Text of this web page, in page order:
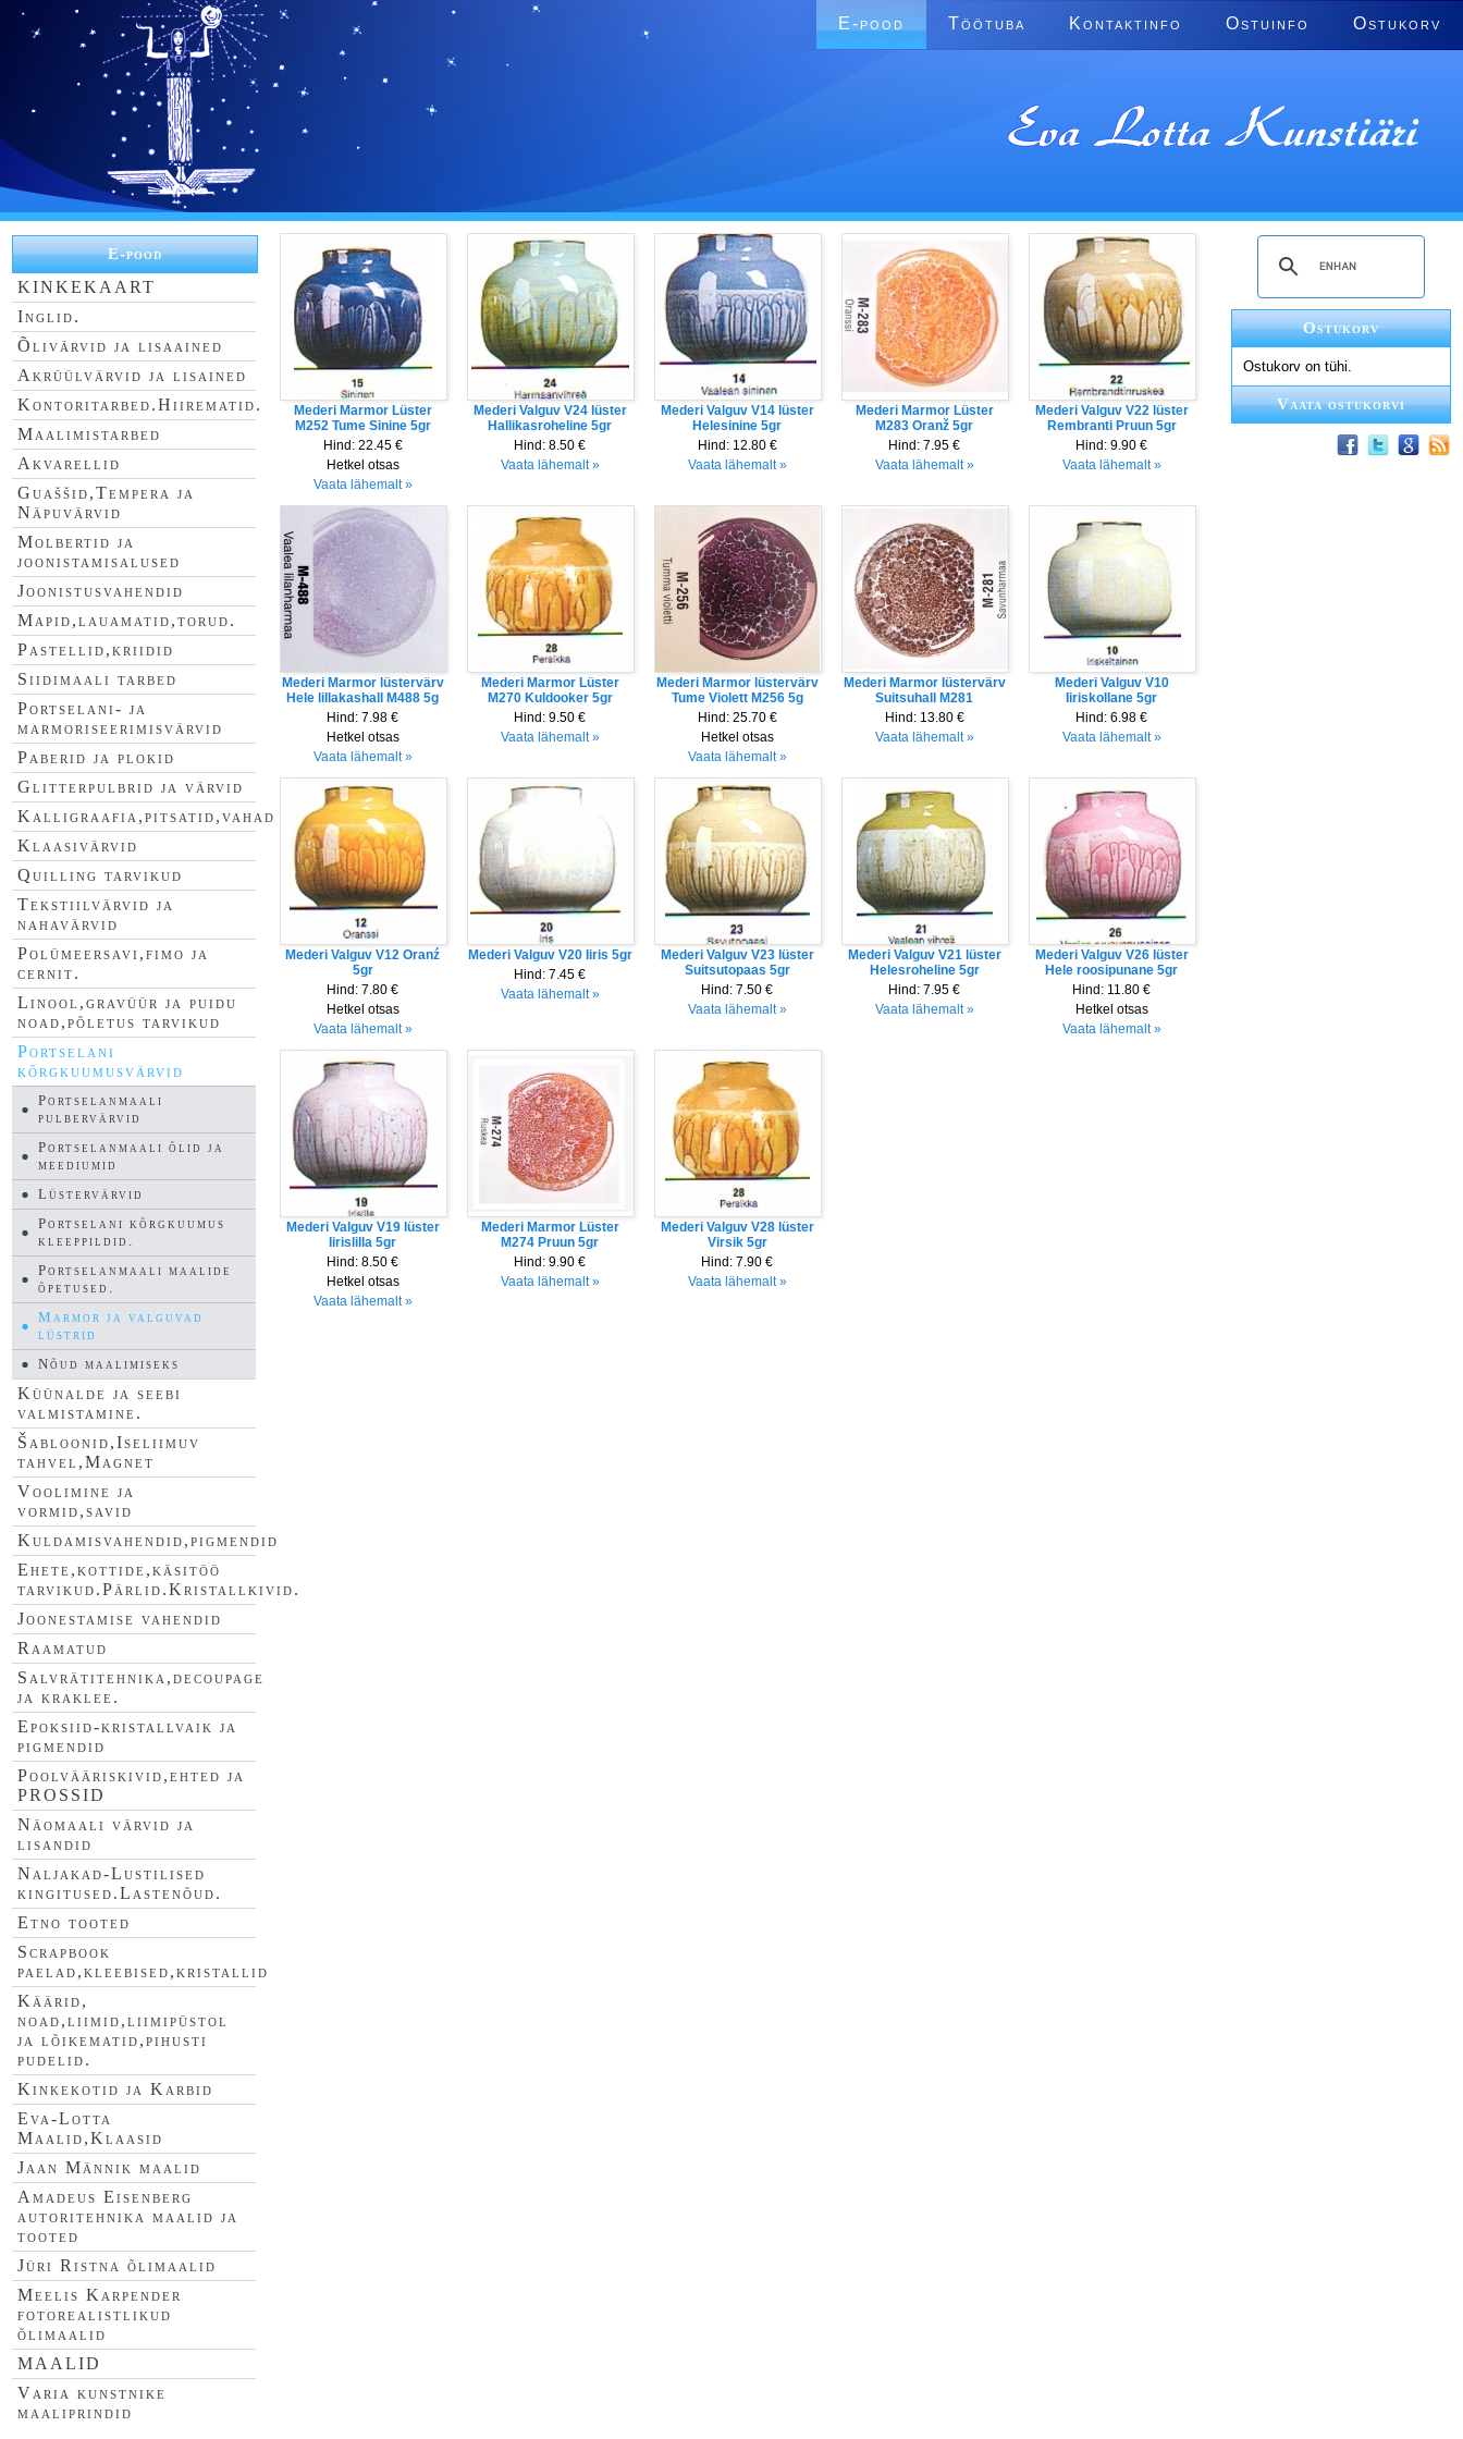
E-pood Töötuba Kontaktinfo Ostuinfo Ostukorv
E-pood
KINKEKAART
Inglid.
Õlivärvid ja lisaained
Akrüülvärvid ja lisained
Kontoritarbed.Hiirematid.
Maalimistarbed
Akvarellid
Guaššid,Tempera ja
Näpuvärvid
Molbertid ja
joonistamisalused
Joonistusvahendid
Mapid,lauamatid,torud.
Pastellid,kriidid
Siidimaali tarbed
Portselani- ja
marmoriseerimisvärvid
Paberid ja plokid
Glitterpulbrid ja värvid
Kalligraafia,pitsatid,vahad
Klaasivärvid
Quilling tarvikud
Tekstiilvärvid ja
nahavärvid
Polümeersavi,fimo ja
cernit.
Linool,gravüür ja puidu
noad,põletus tarvikud
Portselani
kõrgkuumusvärvid
Portselanmaali
pulbervärvid
Portselanmaali õlid ja
meediumid
Lüstervärvid
Portselani kõrgkuumus
kleeppildid.
Portselanmaali maalide
õpetused.
Marmor ja valguvad
lüstrid
Nõud maalimiseks
Küünalde ja seebi
valmistamine.
Šabloonid,Iseliimuv
tahvel,Magnet
Voolimine ja
vormid,savid
Kuldamisvahendid,pigmendid
Ehete,kottide,käsitöö
tarvikud.Pärlid.Kristallkivid.
Joonestamise vahendid
Raamatud
Salvrätitehnika,decoupage
ja kraklee.
Epoksiid-kristallvaik ja
pigmendid
Poolvääriskivid,ehted ja
PROSSID
Näomaali värvid ja
lisandid
Naljakad-Lustilised
kingitused.Lastenõud.
Etno tooted
Scrapbook
paelad,kleebised,kristallid
Käärid,
noad,liimid,liimipüstol
ja lõikematid,pihusti
pudelid.
Kinkekotid ja Karbid
Eva-Lotta
Maalid,Klaasid
Jaan Männik maalid
Amadeus Eisenberg
autoritehnika maalid ja
tooted
Jüri Ristna õlimaalid
Meelis Karpender
fotorealistlikud
õlimaalid
MAALID
Varia kunstnike
maaliprindid
Mederi Marmor Lüster
M252 Tume Sinine 5gr
Hind:22.45 €
Hetkel otsas
Vaata lähemalt »
Mederi Valguv V24 lüster
Hallikasroheline 5gr
Hind: 8.50 €
Vaata lähemalt »
Mederi Valguv V14 lüster
Helesinine 5gr
Hind:12.80 €
Vaata lähemalt »
Mederi Marmor Lüster
M283 Oranž 5gr
Hind: 7.95 €
Vaata lähemalt »
Mederi Valguv V22 lüster
Rembranti Pruun 5gr
Hind: 9.90 €
Vaata lähemalt »
Mederi Marmor lüstervärv
Hele lillakashall M488 5g
Hind: 7.98 €
Hetkel otsas
Vaata lähemalt »
Mederi Marmor Lüster
M270 Kuldooker 5gr
Hind: 9.50 €
Vaata lähemalt »
Mederi Marmor lüstervärv
Tume Violett M256 5g
Hind:25.70 €
Hetkel otsas
Vaata lähemalt »
Mederi Marmor lüstervärv
Suitsuhall M281
Hind:13.80 €
Vaata lähemalt »
Mederi Valguv V10
Iiriskollane 5gr
Hind: 6.98 €
Vaata lähemalt »
Mederi Valguv V12 Oranź
5gr
Hind: 7.80 €
Hetkel otsas
Vaata lähemalt »
Mederi Valguv V20 Iiris 5gr
Hind: 7.45 €
Vaata lähemalt »
Mederi Valguv V23 lüster
Suitsutopaas 5gr
Hind: 7.50 €
Vaata lähemalt »
Mederi Valguv V21 lüster
Helesroheline 5gr
Hind: 7.95 €
Vaata lähemalt »
Mederi Valguv V26 lüster
Hele roosipunane 5gr
Hind: 11.80 €
Hetkel otsas
Vaata lähemalt »
Mederi Valguv V19 lüster
Iirislilla 5gr
Hind: 8.50 €
Hetkel otsas
Vaata lähemalt »
Mederi Marmor Lüster
M274 Pruun 5gr
Hind: 9.90 €
Vaata lähemalt »
Mederi Valguv V28 lüster
Virsik 5gr
Hind: 7.90 €
Vaata lähemalt »
Ostukorv
Ostukorv on tühi.
Vaata ostukorvi